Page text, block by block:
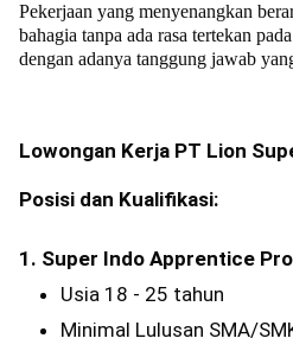
Pekerjaan yang menyenangkan
bahagia tanpa ada rasa tertekan
dengan adanya tanggung jawab
Lowongan Kerja PT Lion
Posisi dan Kualifikasi:
1. Super Indo Apprentice
Usia 18 - 25 tahun
Minimal Lulusan SMA/